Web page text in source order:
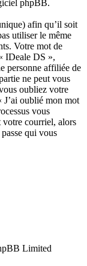
phpBB.
afin qu’il soit
utiliser le même
Votre mot de
IDeale DS »,
personne affiliée de
ne peut vous
oubliez votre
J’ai oublié mon mot
vous
votre courriel, alors
qui vous
Limited